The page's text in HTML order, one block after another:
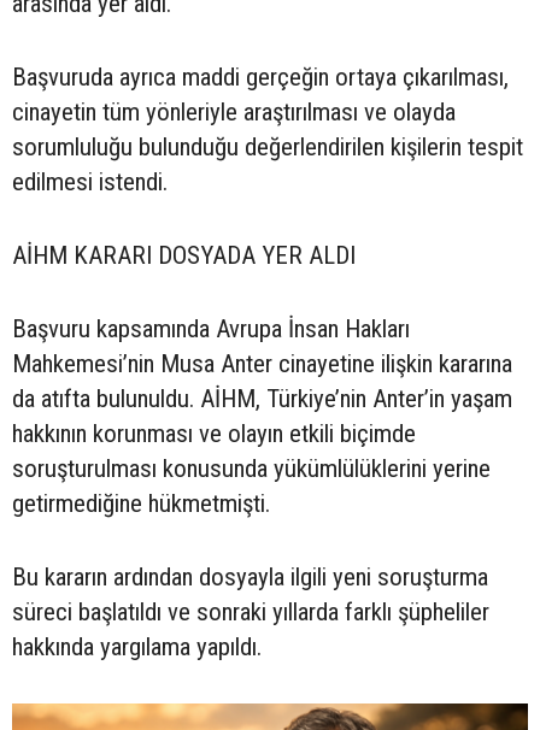
Başvuruda ayrıca maddi gerçeğin ortaya çıkarılması,
cinayetin tüm yönleriyle araştırılması ve olayda
sorumluluğu bulunduğu değerlendirilen kişilerin tespit
edilmesi istendi.
AİHM KARARI DOSYADA YER ALDI
Başvuru kapsamında Avrupa İnsan Hakları
Mahkemesi’nin Musa Anter cinayetine ilişkin kararına
da atıfta bulunuldu. AİHM, Türkiye’nin Anter’in yaşam
hakkının korunması ve olayın etkili biçimde
soruşturulması konusunda yükümlülüklerini yerine
getirmediğine hükmetmişti.
Bu kararın ardından dosyayla ilgili yeni soruşturma
süreci başlatıldı ve sonraki yıllarda farklı şüpheliler
hakkında yargılama yapıldı.